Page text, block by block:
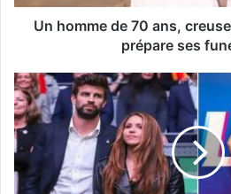
Un homme de 70 ans,
prépare ses